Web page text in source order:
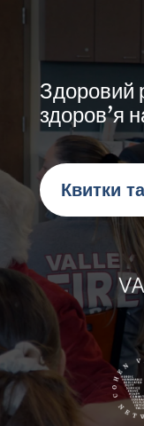
Здоровий
здоров’я
Квитки